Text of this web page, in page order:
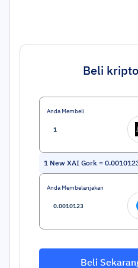
Beli kripto
Anda Membeli
1 New XAI Gork =
Anda Membelanjakan
Beli